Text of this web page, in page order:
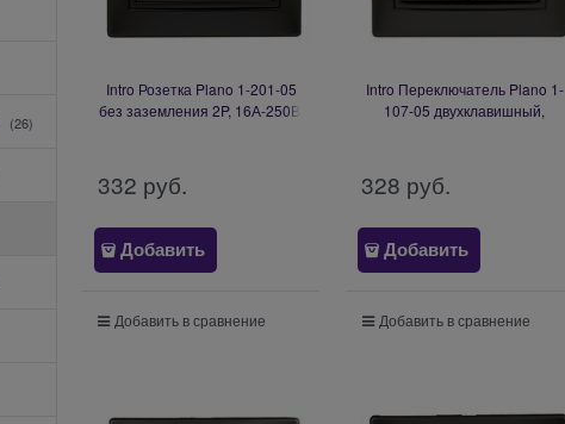
(26)
Intro Розетка Plano 1-201-05
без заземления 2P, 16А-250В,
332 руб.
Добавить
Добавить в сравнение
Intro Переключатель Plano 1-
107-05 двухклавишный,
328 руб.
Добавить
Добавить в сравнение